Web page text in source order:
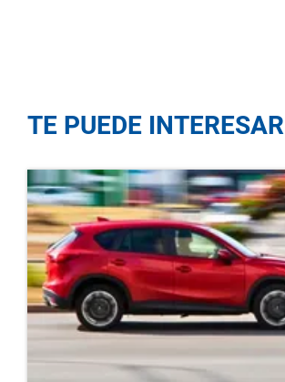
TE PUEDE INTERESAR